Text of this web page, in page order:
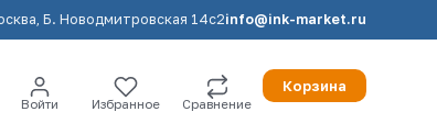
Б. Новодмитровская 14с2info@ink-market.ru
Войти Избранное Сравнение
Корзина